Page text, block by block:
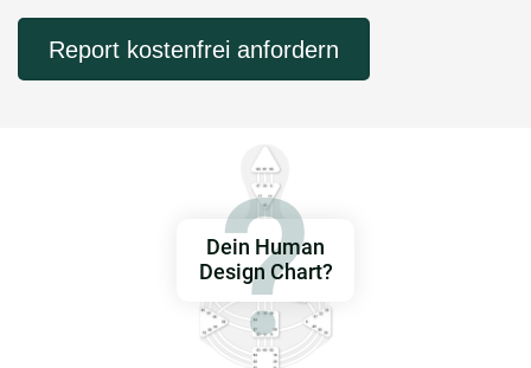
Report kostenfrei anfordern
Dein Human
Design Chart?